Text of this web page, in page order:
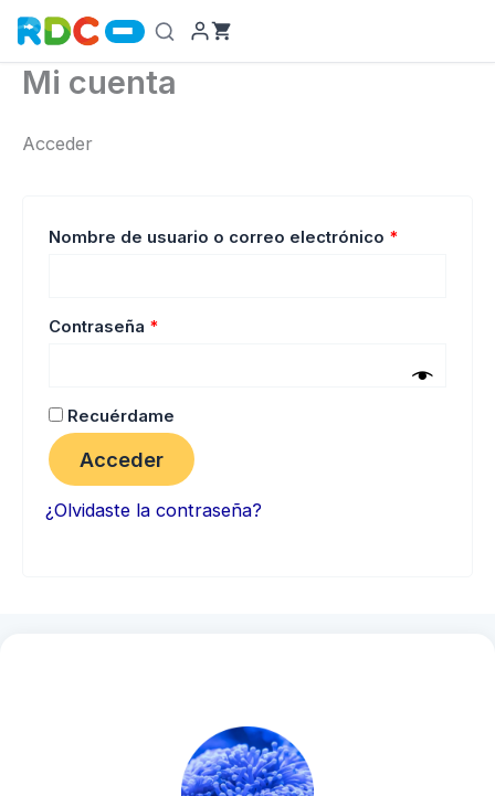
contenido
Mi cuenta
Acceder
Nombre de usuario o correo electrónico *
Contraseña *
Recuérdame
Acceder
¿Olvidaste la contraseña?